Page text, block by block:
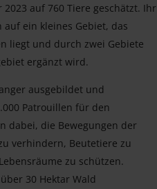
auf 760 Tiere geschätzt. Ihr
ein kleines Gebiet, das
liegt und durch zwei Gebiete
ergänzt wird.
ausgebildet und
Patrouillen für den
dabei, die Bewegungen der
verhindern, Beutetiere zu
zu schützen.
30 Hektar Wald